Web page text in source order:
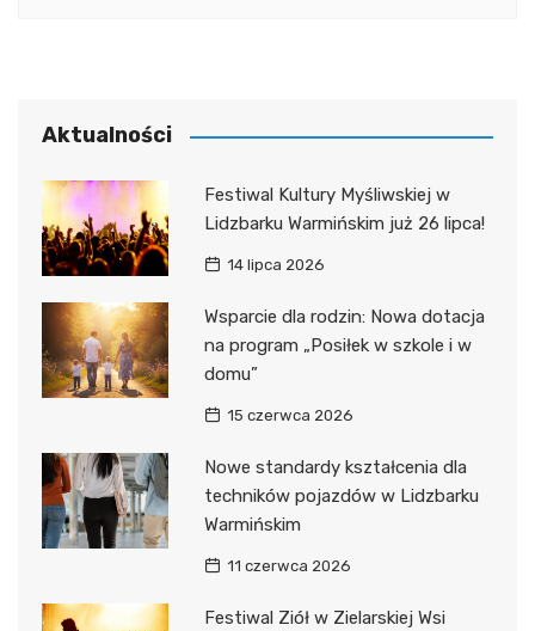
Aktualności
Festiwal Kultury Myśliwskiej w
Lidzbarku Warmińskim już 26 lipca!
14 lipca 2026
Wsparcie dla rodzin: Nowa dotacja
na program „Posiłek w szkole i w
domu”
15 czerwca 2026
Nowe standardy kształcenia dla
techników pojazdów w Lidzbarku
Warmińskim
11 czerwca 2026
Festiwal Ziół w Zielarskiej Wsi